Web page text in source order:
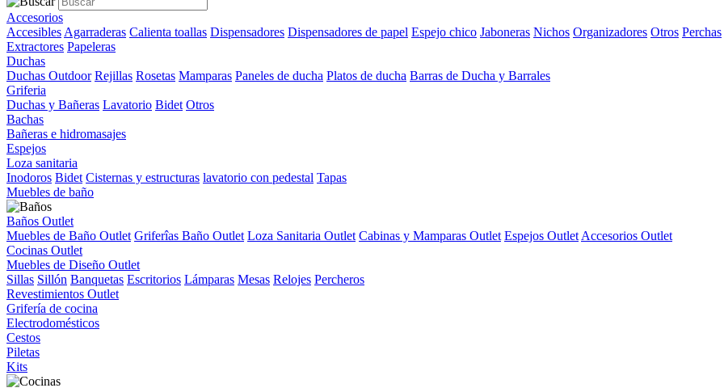
Accesorios
Accesibles Agarraderas Calienta toallas Dispensadores Dispensadores de papel Espejo chico Jaboneras Nichos Organizadores Otros Perchas
Extractores Papeleras
Duchas
Duchas Outdoor Rejillas Rosetas Mamparas Paneles de ducha Platos de ducha Barras de Ducha y Barrales
Griferia
Duchas y Bañeras Lavatorio Bidet Otros
Bachas
Bañeras e hidromasajes
Espejos
Loza sanitaria
Inodoros Bidet Cisternas y estructuras lavatorio con pedestal Tapas
Muebles de baño
Baños Outlet
Muebles de Baño Outlet Griferîas Baño Outlet Loza Sanitaria Outlet Cabinas y Mamparas Outlet Espejos Outlet Accesorios Outlet
Cocinas Outlet
Muebles de Diseño Outlet
Sillas Sillón Banquetas Escritorios Lámparas Mesas Relojes Percheros
Revestimientos Outlet
Grifería de cocina
Electrodomésticos
Cestos
Piletas
Kits